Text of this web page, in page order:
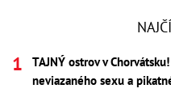
TAJNÝ ostrov v
neviazaného sexu a